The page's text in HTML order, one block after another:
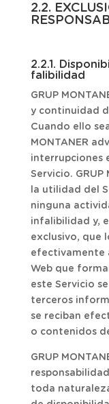
2.2.
2.2.1.
falibilidad
GRUP
y continuidad
Cuando ello
MONTANER
interrupciones
Servicio.
la utilidad del
ninguna
infalibilidad y,
exclusivo, que
efectivamente
Web que
este Servicio
terceros
se reciban
o contenidos
GRUP
toda